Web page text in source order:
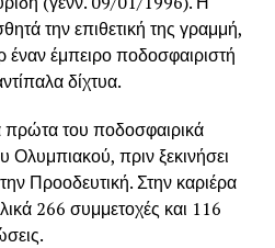
την επιθετική της γραμμή,
έμπειρο ποδοσφαιριστή
δίχτυα.
του ποδοσφαιρικά
Ολυμπιακού, πριν ξεκινήσει
Προοδευτική. Στην καριέρα
266 συμμετοχές και 116